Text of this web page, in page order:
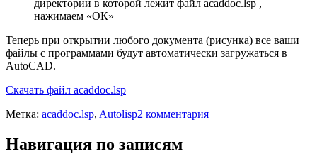
директории в которой лежит файл acaddoc.lsp ,
нажимаем «ОК»
Теперь при открытии любого документа (рисунка) все ваши
файлы с программами будут автоматически загружаться в
AutoCAD.
Скачать файл acaddoc.lsp
Метка: acaddoc.lsp, Autolisp2 комментария
Навигация по записям